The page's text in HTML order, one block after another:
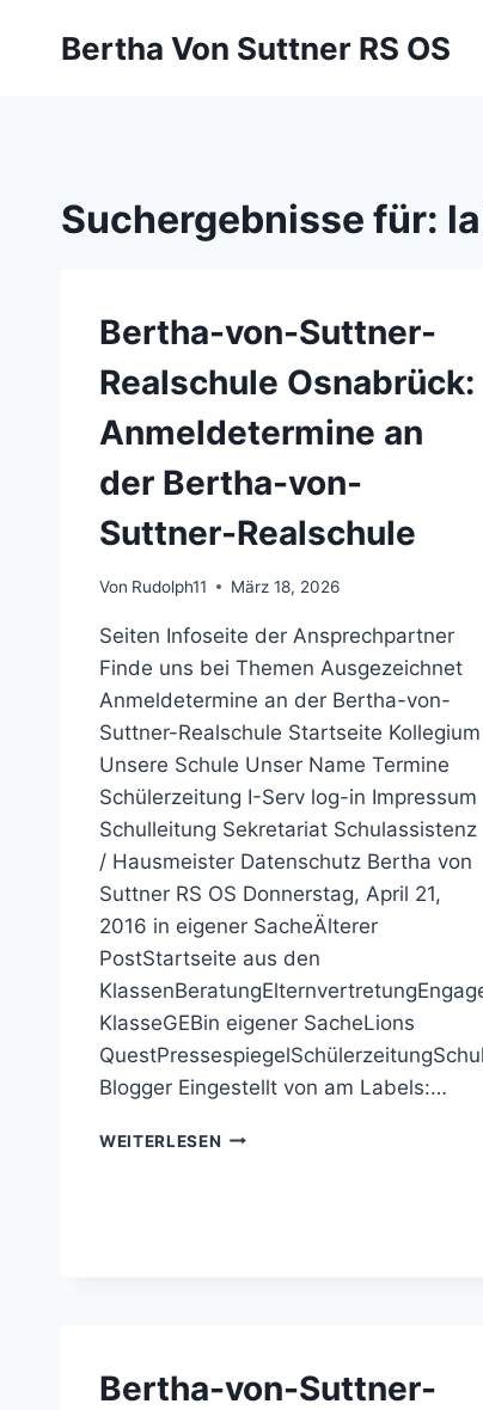
Bertha Von Suttner RS OS
Suchergebnisse für:
Bertha-von-Suttner-
Realschule Osnabrück:
Anmeldetermine an
der Bertha-von-
Suttner-Realschule
Von Rudolph11 März 18, 2026
Seiten Infoseite der Ansprechpartner
Finde uns bei Themen Ausgezeichnet
Anmeldetermine an der Bertha-von-
Suttner-Realschule Startseite Kollegium
Unsere Schule Unser Name Termine
Schülerzeitung I-Serv log-in Impressum
Schulleitung Sekretariat Schulassistenz
/ Hausmeister Datenschutz Bertha von
Suttner RS OS Donnerstag, April 21,
2016 in eigener SacheÄlterer
PostStartseite aus den
KlasseGEBin eigener SacheLions
Blogger Eingestellt von am Labels:…
WEITERLESEN BERTHA-
SUTTNER-
Bertha-von-Suttner-